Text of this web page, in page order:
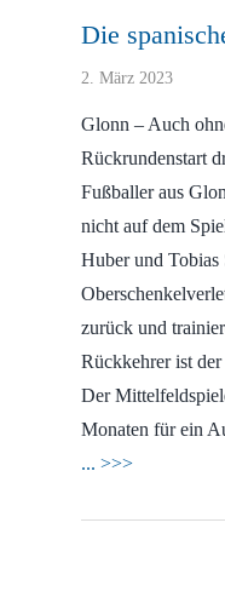
Die
2. März 2023
Glonn – Auch
Rückrundenstart
Fußballer aus
nicht auf dem
Huber und Tobias
zurück und
Rückkehrer ist
Der
Monaten für ein
... >>>